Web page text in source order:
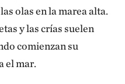
olas en la marea alta.
y las crías suelen
comienzan su
el mar.